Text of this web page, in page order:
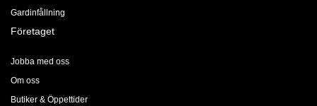
Gardinfållning
Företaget
Jobba med oss
Om oss
Butiker & Öppettider